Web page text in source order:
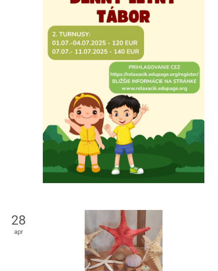
28
apr